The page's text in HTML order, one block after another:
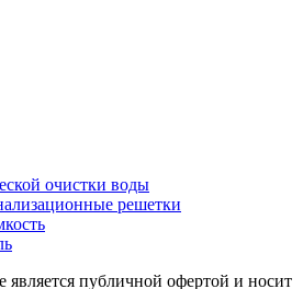
очистки воды
решетки
публичной офертой и носит